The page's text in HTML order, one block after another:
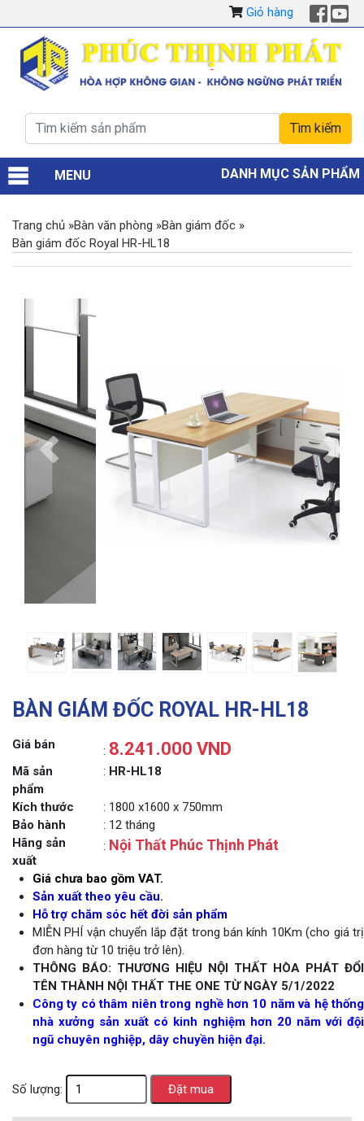
Giỏ hàng
MENU DANH MỤC SẢN PHẨM
Trang chủ »Bàn văn phòng »Bàn giám đốc »
Bàn giám đốc Royal HR-HL18
Previous
BÀN GIÁM ĐỐC ROYAL HR-HL18
Giá bán : 8.241.000 VND
Mã sản
phẩm
: HR-HL18
Kích thước
: 1800 x1600 x 750mm
Bảo hành
: 12 tháng
Hãng sản
xuất
: Nội Thất Phúc Thịnh Phát
Giá chưa bao gồm VAT.
Sản xuất theo yêu cầu.
Hỗ trợ chăm sóc hết đời sản phẩm
MIỄN PHÍ vận chuyển lắp đặt trong bán kính 10Km (cho giá trị
đơn hàng từ 10 triệu trở lên).
THÔNG BÁO: THƯƠNG HIỆU NỘI THẤT HÒA PHÁT ĐỔI
TÊN THÀNH NỘI THẤT THE ONE TỪ NGÀY 5/1/2022
Công ty có thâm niên trong nghề hơn 10 năm và hệ thống
nhà xưởng sản xuất có kinh nghiệm hơn 20 năm với đội
ngũ chuyên nghiệp, dây chuyền hiện đại.
Số lượng: